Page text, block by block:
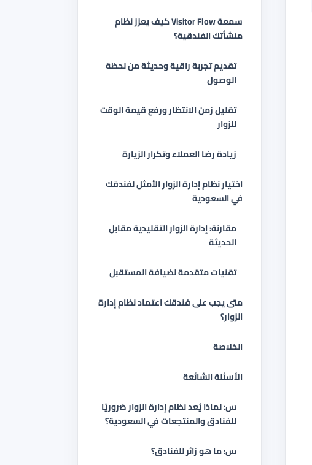
كيف يعزز نظام Visitor Flow سمعة
منشأتك الفندقية؟
تقديم تجربة راقية وحديثة من لحظة
الوصول
تقليل زمن الانتظار ورفع قيمة الوقت
للزوار
زيادة رضا العملاء وتكرار الزيارة
اختيار نظام إدارة الزوار الأمثل لفندقك
في السعودية
مقارنة: إدارة الزوار التقليدية مقابل
الحديثة
تقنيات متقدمة لضيافة المستقبل
متى يجب على فندقك اعتماد نظام إدارة
الزوار؟
الخلاصة
الأسئلة الشائعة
س: لماذا يُعد نظام إدارة الزوار ضروريًا
للفنادق والمنتجعات في السعودية؟
س: ما هو زائر للفنادق؟